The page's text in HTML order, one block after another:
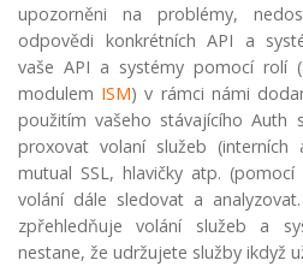
upozorněni na problémy,
odpovědi konkrétních API a
vaše API a systémy pomocí rolí
modulem ISM) v rámci námi
použitím vašeho stávajícího Auth
proxovat volaní služeb
mutual SSL, hlavičky atp.
volání dále sledovat a
zpřehledňuje volání služeb a
nestane, že udržujete služby ikdyž